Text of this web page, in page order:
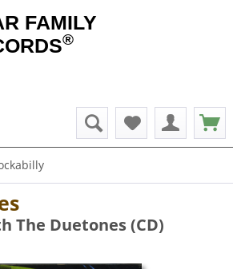
FAMILY
®
The Duetones (CD)